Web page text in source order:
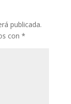
publicada.
con *